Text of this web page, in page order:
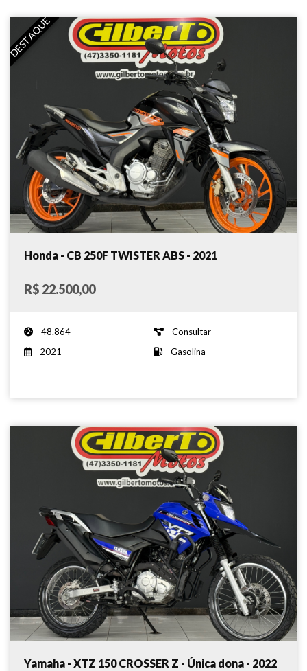
DESTAQUE
Honda - CB 250F TWISTER ABS - 2021
R$ 22.500,00
48.864
Consultar
2021
Gasolina
Yamaha - XTZ 150 CROSSER Z - Única dona - 2022